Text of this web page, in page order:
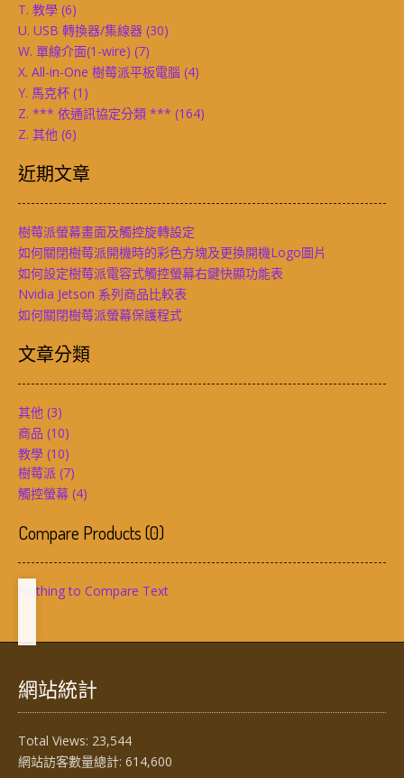
T. 教學 (6)
U. USB 轉換器/集線器 (30)
W. 單線介面(1-wire) (7)
X. All-in-One 樹莓派平板電腦 (4)
Y. 馬克杯 (1)
Z. *** 依通訊協定分類 *** (164)
Z. 其他 (6)
近期文章
樹莓派螢幕畫面及觸控旋轉設定
如何關閉樹莓派開機時的彩色方塊及更換開機Logo圖片
如何設定樹莓派電容式觸控螢幕右鍵快顯功能表
Nvidia Jetson 系列商品比較表
如何關閉樹莓派螢幕保護程式
文章分類
其他 (3)
商品 (10)
教學 (10)
樹莓派 (7)
觸控螢幕 (4)
Compare Products(0)
Nothing to Compare Text
網站統計
Total Views: 23,544
網站訪客數量總計: 614,600